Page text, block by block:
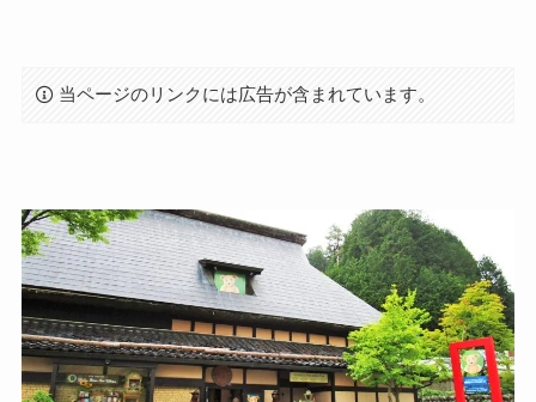
当ページのリンクには広告が含まれています。